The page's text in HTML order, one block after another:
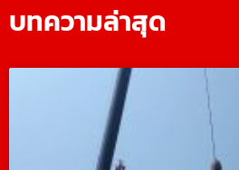
บทความล่าสุด